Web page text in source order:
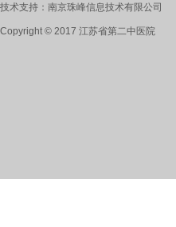
技术支持：南京珠峰信息技术有限公司
Copyright © 2017 江苏省第二中医院